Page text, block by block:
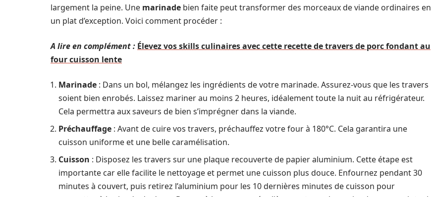
largement la peine. Une marinade bien faite peut transformer des morceaux de viande ordinaires en
un plat d’exception. Voici comment procéder :
A lire en complément : Élevez vos skills culinaires avec cette recette de travers de porc fondant au
four cuisson lente
Marinade : Dans un bol, mélangez les ingrédients de votre marinade. Assurez-vous que les travers
soient bien enrobés. Laissez mariner au moins 2 heures, idéalement toute la nuit au réfrigérateur.
Cela permettra aux saveurs de bien s’imprégner dans la viande.
Préchauffage : Avant de cuire vos travers, préchauffez votre four à 180°C. Cela garantira une
cuisson uniforme et une belle caramélisation.
Cuisson : Disposez les travers sur une plaque recouverte de papier aluminium. Cette étape est
importante car elle facilite le nettoyage et permet une cuisson plus douce. Enfournez pendant 30
minutes à couvert, puis retirez l’aluminium pour les 10 dernières minutes de cuisson pour